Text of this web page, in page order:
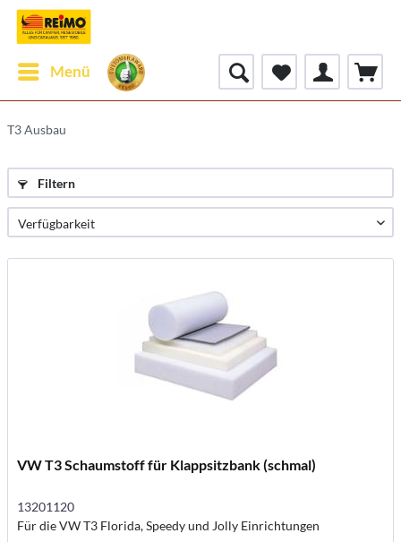
Menü
T3 Ausbau
Filtern
VW T3 Schaumstoff für Klappsitzbank (schmal)
13201120
Für die VW T3 Florida, Speedy und Jolly Einrichtungen